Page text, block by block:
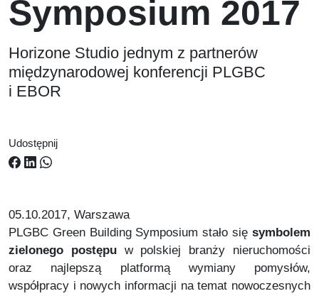
Symposium 2017
Horizone Studio jednym z partnerów
międzynarodowej konferencji PLGBC
i EBOR
Udostępnij
05.10.2017, Warszawa
PLGBC Green Building Symposium stało się symbolem
zielonego postępuw polskiej branży nieruchomości
oraz najlepszą platformą wymiany pomysłów,
współpracy i nowych informacji na temat nowoczesnych